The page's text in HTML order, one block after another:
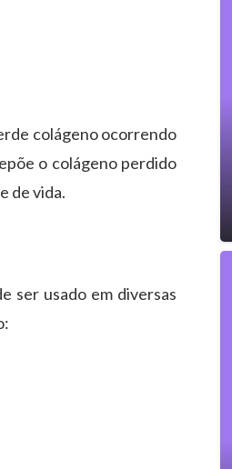
colágeno ocorrendo
o colágeno perdido
de vida.
ser usado em diversas